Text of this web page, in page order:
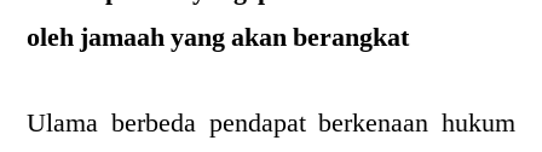
oleh jamaah yang akan berangkat
Ulama berbeda pendapat berkenaan hukum